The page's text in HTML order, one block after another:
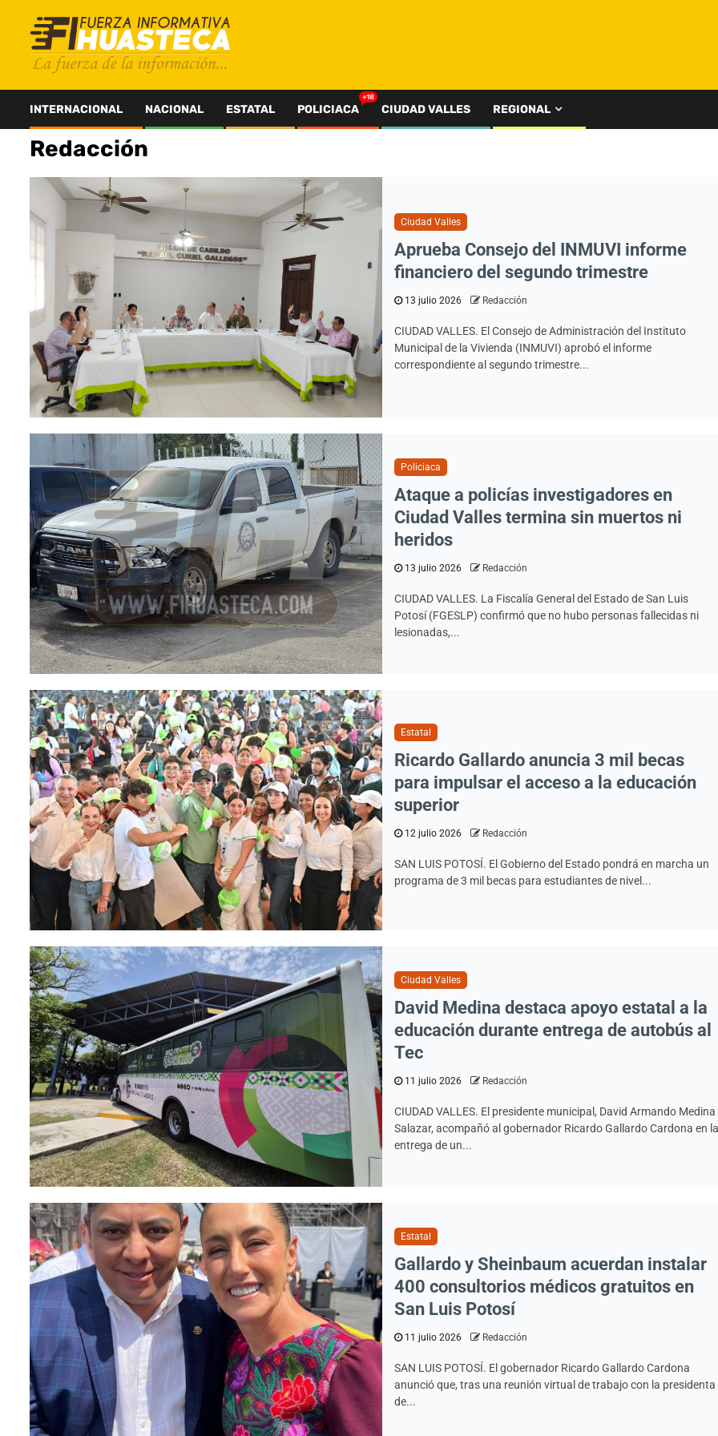
contenido
INTERNACIONAL NACIONAL ESTATAL POLICIACA
+18
CIUDAD VALLES REGIONAL
Redacción
Ciudad Valles
Aprueba Consejo del INMUVI informe
financiero del segundo trimestre
13 julio 2026 Redacción
CIUDAD VALLES. El Consejo de Administración del Instituto
Municipal de la Vivienda (INMUVI) aprobó el informe
correspondiente al segundo trimestre...
Policiaca
Ataque a policías investigadores en
Ciudad Valles termina sin muertos ni
heridos
13 julio 2026 Redacción
CIUDAD VALLES. La Fiscalía General del Estado de San Luis
Potosí (FGESLP) confirmó que no hubo personas fallecidas ni
lesionadas,...
Estatal
Ricardo Gallardo anuncia 3 mil becas
para impulsar el acceso a la educación
superior
12 julio 2026 Redacción
SAN LUIS POTOSÍ. El Gobierno del Estado pondrá en marcha un
programa de 3 mil becas para estudiantes de nivel...
Ciudad Valles
David Medina destaca apoyo estatal a la
educación durante entrega de autobús al
Tec
11 julio 2026 Redacción
CIUDAD VALLES. El presidente municipal, David Armando Medina
Salazar, acompañó al gobernador Ricardo Gallardo Cardona en la
entrega de un...
Estatal
Gallardo y Sheinbaum acuerdan instalar
400 consultorios médicos gratuitos en
San Luis Potosí
11 julio 2026 Redacción
SAN LUIS POTOSÍ. El gobernador Ricardo Gallardo Cardona
anunció que, tras una reunión virtual de trabajo con la presidenta
de...